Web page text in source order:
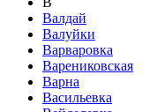
Валдай
Валуйки
Варваровка
Варениковская
Варна
Васильевка